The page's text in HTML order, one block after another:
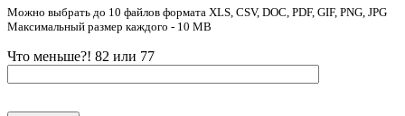
Можно выбрать до 10 файлов формата XLS, CSV, DOC, PDF, GIF, PNG, JPG
Максимальный размер каждого - 10 MB
Что меньше?! 82 или 77